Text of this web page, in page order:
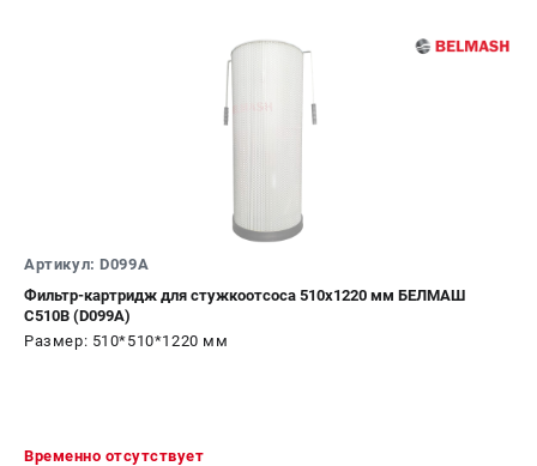
Артикул: D099A
Фильтр-картридж для стужкоотсоса 510х1220 мм БЕЛМАШ
C510B (D099A)
Размер: 510*510*1220 мм
Временно отсутствует